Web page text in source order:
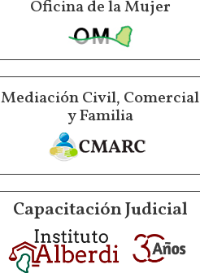
Oficina de la Mujer
Mediación Civil, Comercial
y Familia
Capacitación Judicial